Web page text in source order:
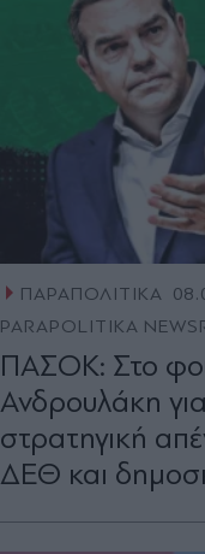
ΠΑΡΑΠΟΛΙΤΙΚΑ
PARAPOLITIKA
ΠΑΣΟΚ: Στο
Ανδρουλάκη
στρατηγική
ΔΕΘ και